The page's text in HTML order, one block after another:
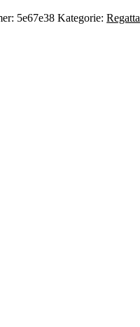
5e67e38 Kategorie:Regatta